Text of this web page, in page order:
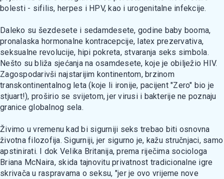
bolesti - sifilis, herpes i HPV, kao i urogenitalne infekcije.
Daleko su šezdesete i sedamdesete, godine baby booma,
pronalaska hormonalne kontracepcije, latex prezervativa,
seksualne revolucije, hipi pokreta, stvaranja seks simbola.
Nešto su bliža sjećanja na osamdesete, koje je obilježio HIV.
Zagospodarivši najstarijim kontinentom, brzinom
transkontinentalnog leta (koje li ironije, pacijent "Zero" bio je
stjuart!), proširio se svijetom, jer virusi i bakterije ne poznaju
granice globalnog sela.
Živimo u vremenu kad bi sigurniji seks trebao biti osnovna
životna filozofija. Sigurniji, jer sigurno je, kažu stručnjaci, samo
apstinirati. I dok Velika Britanija, prema riječima sociologa
Briana McNaira, skida tajnovitu privatnost tradicionalne igre
skrivača u raspravama o seksu, "jer je ovo vrijeme nove